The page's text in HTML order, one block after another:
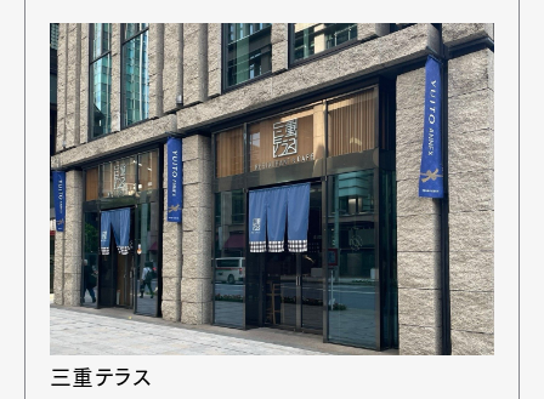
三重テラス